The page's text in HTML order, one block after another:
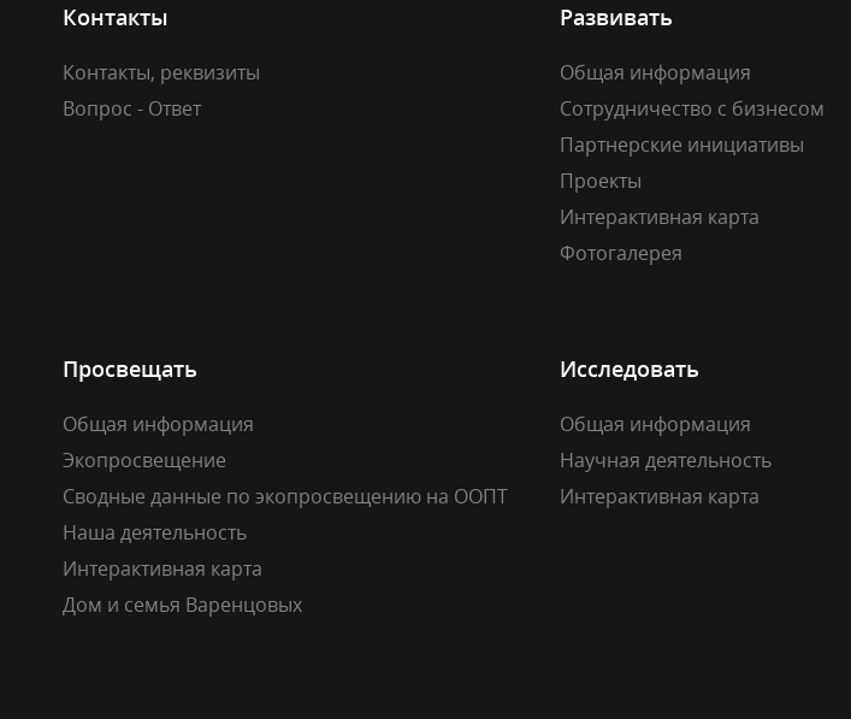
Контакты
Контакты, реквизиты
Вопрос - Ответ
Развивать
Общая информация
Сотрудничество с бизнесом
Партнерские инициативы
Проекты
Интерактивная карта
Фотогалерея
Просвещать
Общая информация
Экопросвещение
Сводные данные по экопросвещению на ООПТ
Наша деятельность
Интерактивная карта
Дом и семья Варенцовых
Исследовать
Общая информация
Научная деятельность
Интерактивная карта